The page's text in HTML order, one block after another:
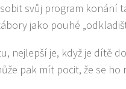
svůj program konání
jako pouhé
nejlepší je, když je dítě
pak mít pocit, že se